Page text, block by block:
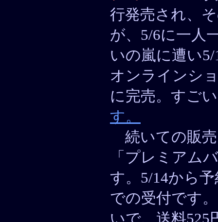
行発売され、
が、5/6に一人
いの嵐に遭い
オンラインシ
に完売。すご
す。
続いての販
「プレミアム
す。5/14から
での受付です
いで、送料525